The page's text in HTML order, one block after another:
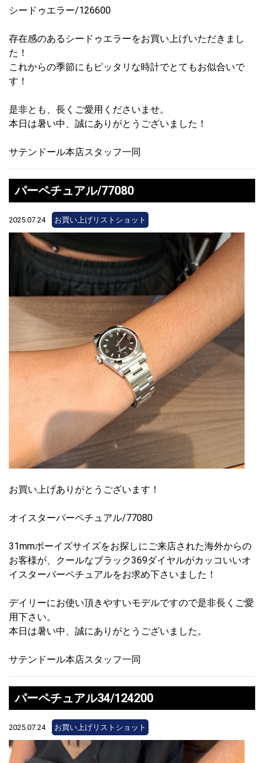
シードゥエラー/126600
存在感のあるシードゥエラーをお買い上げいただきまし
た！
これからの季節にもピッタリな時計でとてもお似合いで
す！
是非とも、長くご愛用くださいませ。
本日は暑い中、誠にありがとうございました！
サテンドール本店スタッフ一同
パーペチュアル/77080
2025.07.24 お買い上げリストショット
お買い上げありがとうございます！
オイスターパーペチュアル/77080
31mmボーイズサイズをお探しにご来店された海外からの
お客様が、クールなブラック369ダイヤルがカッコいいオ
イスターパーペチュアルをお求め下さいました！
デイリーにお使い頂きやすいモデルですので是非長くご愛
用下さい。
本日は暑い中、誠にありがとうございました。
サテンドール本店スタッフ一同
パーペチュアル34/124200
2025.07.24 お買い上げリストショット